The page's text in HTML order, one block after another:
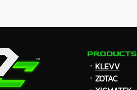
PRODUCTS
ㆍ KLEVV
ㆍZOTAC